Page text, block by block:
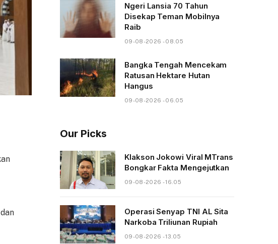
Ngeri Lansia 70 Tahun
Disekap Teman Mobilnya
Raib
09-08-2026 - 08.05
Bangka Tengah Mencekam
Ratusan Hektare Hutan
Hangus
09-08-2026 - 06.05
Our Picks
Klakson Jokowi Viral MTrans
Bongkar Fakta Mengejutkan
09-08-2026 - 16.05
Operasi Senyap TNI AL Sita
Narkoba Triliunan Rupiah
09-08-2026 - 13.05